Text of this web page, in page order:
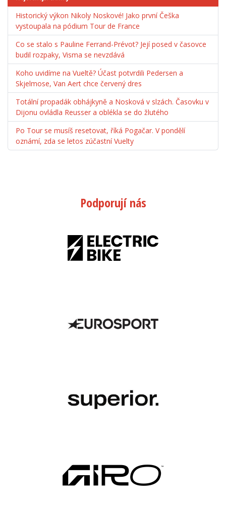
Historický výkon Nikoly Noskové! Jako první Češka
vystoupala na pódium Tour de France
Co se stalo s Pauline Ferrand-Prévot? Její posed v časovce
budil rozpaky, Visma se nevzdává
Koho uvidíme na Vueltě? Účast potvrdili Pedersen a
Skjelmose, Van Aert chce červený dres
Totální propadák obhájkyně a Nosková v slzách. Časovku v
Dijonu ovládla Reusser a oblékla se do žlutého
Po Tour se musíš resetovat, říká Pogačar. V pondělí
oznámí, zda se letos zúčastní Vuelty
Podporují nás